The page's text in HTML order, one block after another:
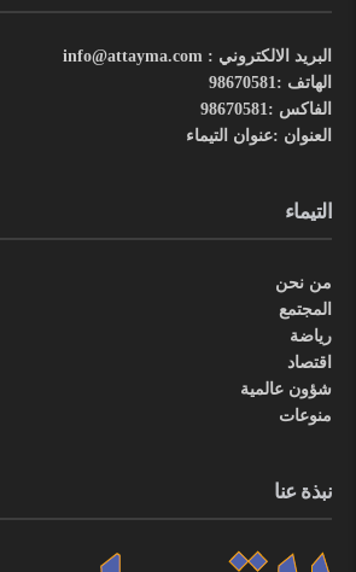
البريد الالكتروني : info@attayma.com
الهاتف :98670581
الفاكس :98670581
العنوان :عنوان التيماء
التيماء
من نحن
المجتمع
رياضة
اقتصاد
شؤون عالمية
منوعات
نبذة عنا